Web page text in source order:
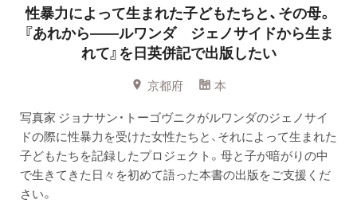
性暴力によって生まれた子どもたちと、その母。
『あれから——ルワンダ ジェノサイドから生ま
れて』を日英併記で出版したい
京都府
本
写真家 ジョナサン・トーゴヴニクがルワンダのジェノサイ
ドの際に性暴力を受けた女性たちと、それによって生まれた
子どもたちを記録したプロジェクト。母と子が暗がりの中
で生きてきた日々を初めて語った本書の出版をご支援くだ
さい。